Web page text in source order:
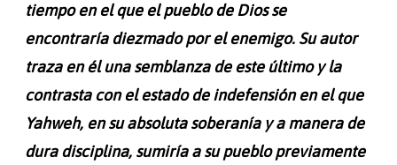
b
o
o
k
s
A
p
g
r
a
tiempo en el que el pueblo de Dios se
encontraría diezmado por el enemigo. Su autor
traza en él una semblanza de este último y la
contrasta con el estado de indefensión en el que
Yahweh, en su absoluta soberanía y a manera de
dura disciplina, sumiría a su pueblo previamente